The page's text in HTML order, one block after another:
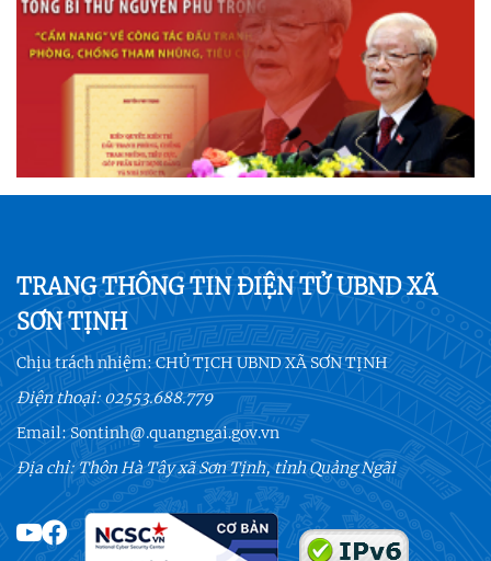
TRANG THÔNG TIN ĐIỆN TỬ UBND XÃ
SƠN TỊNH
Chịu trách nhiệm:CHỦ TỊCH UBND XÃ SƠN TỊNH
Điện thoại:02553.688.779
Email:Sontinh@.quangngai.gov.vn
Địa chỉ: Thôn Hà Tây xã Sơn Tịnh, tỉnh Quảng Ngãi